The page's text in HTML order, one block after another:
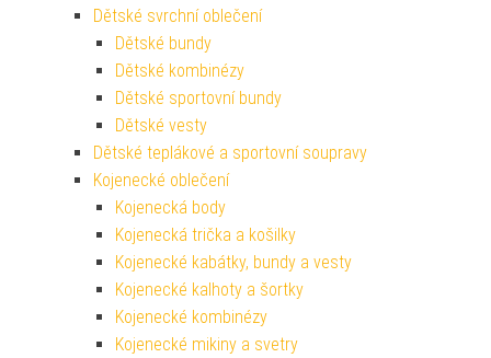
Dětské svrchní oblečení
Dětské bundy
Dětské kombinézy
Dětské sportovní bundy
Dětské vesty
Dětské teplákové a sportovní soupravy
Kojenecké oblečení
Kojenecká body
Kojenecká trička a košilky
Kojenecké kabátky, bundy a vesty
Kojenecké kalhoty a šortky
Kojenecké kombinézy
Kojenecké mikiny a svetry